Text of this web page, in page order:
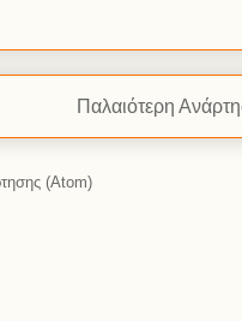
Παλαιότερη
(Atom)